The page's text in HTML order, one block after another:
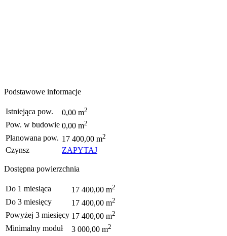
Podstawowe informacje
Istniejąca pow. 0,00 m2
Pow. w budowie 0,00 m2
Planowana pow. 17 400,00 m2
Czynsz ZAPYTAJ
Dostępna powierzchnia
Do 1 miesiąca 17 400,00 m2
Do 3 miesięcy 17 400,00 m2
Powyżej 3 miesięcy 17 400,00 m2
Minimalny moduł 3 000,00 m2